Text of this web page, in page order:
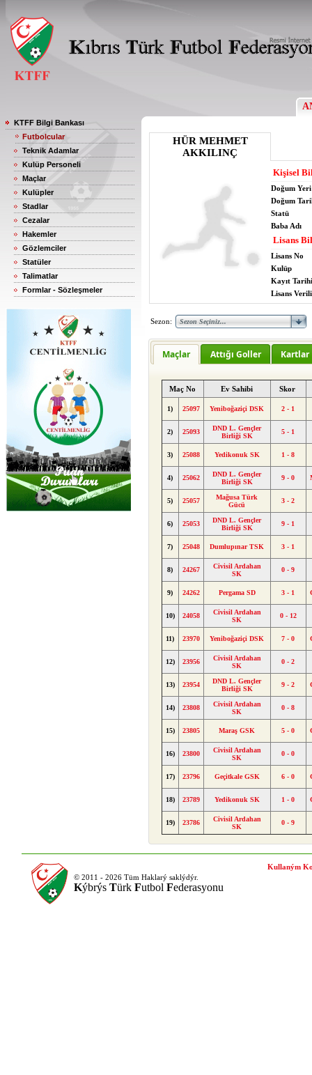
KTFF Bilgi Bankası
Futbolcular
Teknik Adamlar
Kulüp Personeli
Maçlar
Kulüpler
Stadlar
Cezalar
Hakemler
Gözlemciler
Statüler
Talimatlar
Formlar - Sözleşmeler
HÜR MEHMET
AKKILINÇ
Kişisel
Doğum Yeri
Doğum
Statü
Baba Adı
Lisans
Lisans No
Kulüp
Kayıt Tarihi
Lisans
Sezon:
Maçlar Attığı Goller Kartlar
Maç No Ev Sahibi Skor
1) 25097 Yeniboğaziçi DSK 2 - 1
2) 25093
DND L. Gençler
Birliği SK
5 - 1
3) 25088 Yedikonuk SK 1 - 8
4) 25062
DND L. Gençler
Birliği SK
9 - 0
5) 25057
Mağusa Türk
Gücü
3 - 2
6) 25053
DND L. Gençler
Birliği SK
9 - 1
7) 25048 Dumlupınar TSK 3 - 1
8) 24267
Civisil Ardahan
SK
0 - 9
9) 24262 Pergama SD 3 - 1
10) 24058
Civisil Ardahan
SK
0 - 12
11) 23970 Yeniboğaziçi DSK 7 - 0
12) 23956
Civisil Ardahan
SK
0 - 2
13) 23954
DND L. Gençler
Birliği SK
9 - 2
14) 23808
Civisil Ardahan
SK
0 - 8
15) 23805 Maraş GSK 5 - 0
16) 23800
Civisil Ardahan
SK
0 - 0
17) 23796 Geçitkale GSK 6 - 0
18) 23789 Yedikonuk SK 1 - 0
19) 23786
Civisil Ardahan
SK
0 - 9
© 2011 - 2026 Tüm Haklarý saklýdýr.
Kýbrýs Türk Futbol Federasyonu
Kullaným